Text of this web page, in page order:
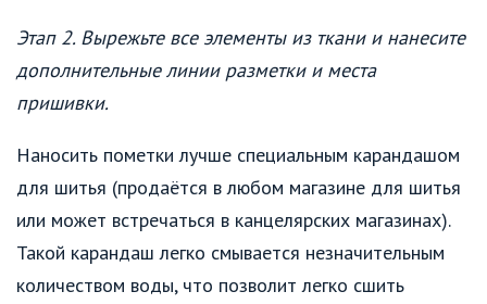
Этап 2. Вырежьте все элементы из ткани и нанесите
дополнительные линии разметки и места
пришивки.
Наносить пометки лучше специальным карандашом
для шитья (продаётся в любом магазине для шитья
или может встречаться в канцелярских магазинах).
Такой карандаш легко смывается незначительным
количеством воды, что позволит легко сшить